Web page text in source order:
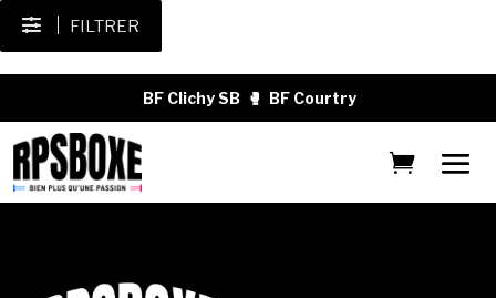
FILTRER
BF Clichy SB 🥊 BF Courtry